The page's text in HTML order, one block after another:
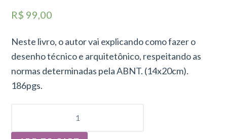
R$ 99,00
Neste livro, o autor vai explicando como fazer o
desenho técnico e arquitetônico, respeitando as
normas determinadas pela ABNT. (14x20cm).
186pgs.
FERRAMENTA